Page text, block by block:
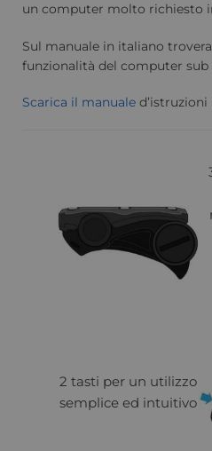
un computer molto richiesto
Sul manuale in italiano
funzionalità del computer sub
Scarica il manuale d’istruzioni
2 tasti per un utilizzo
semplice ed intuitivo